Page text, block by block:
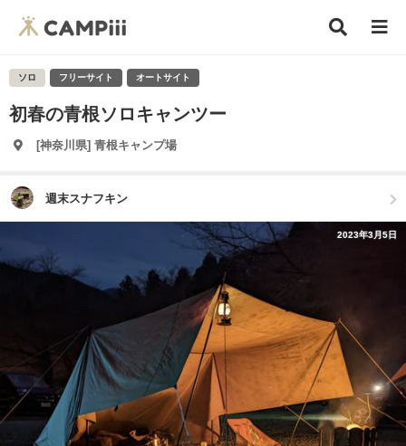
ソロ フリーサイト オートサイト
初春の青根ソロキャンツー
[神奈川県] 青根キャンプ場
週末スナフキン
2023年3月5日